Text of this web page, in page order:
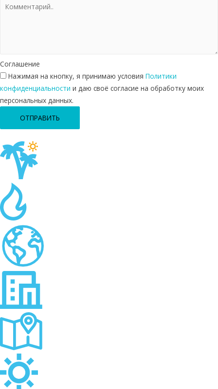
Соглашение
Нажимая на кнопку, я принимаю условия Политики
конфиденциальности и даю своё согласие на обработку моих
персональных данных.
ОТПРАВИТЬ